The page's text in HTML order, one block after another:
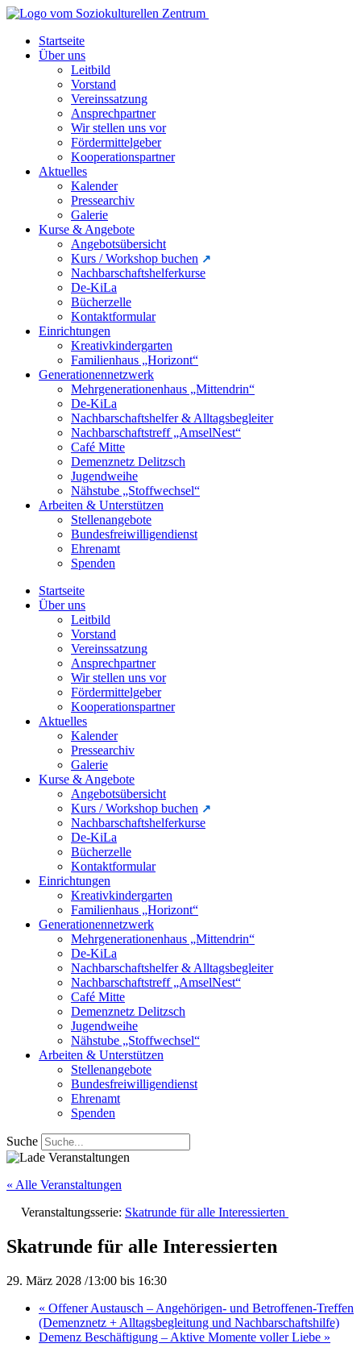
Startseite
Über uns
Leitbild
Vorstand
Vereinssatzung
Ansprechpartner
Wir stellen uns vor
Fördermittelgeber
Kooperationspartner
Aktuelles
Kalender
Pressearchiv
Galerie
Kurse & Angebote
Angebotsübersicht
Kurs / Workshop buchen
Nachbarschaftshelferkurse
De-KiLa
Bücherzelle
Kontaktformular
Einrichtungen
Kreativkindergarten
Familienhaus „Horizont“
Generationennetzwerk
Mehrgenerationenhaus „Mittendrin“
De-KiLa
Nachbarschaftshelfer & Alltagsbegleiter
Nachbarschaftstreff „AmselNest“
Café Mitte
Demenznetz Delitzsch
Jugendweihe
Nähstube „Stoffwechsel“
Arbeiten & Unterstützen
Stellenangebote
Bundesfreiwilligendienst
Ehrenamt
Spenden
Startseite
Über uns
Leitbild
Vorstand
Vereinssatzung
Ansprechpartner
Wir stellen uns vor
Fördermittelgeber
Kooperationspartner
Aktuelles
Kalender
Pressearchiv
Galerie
Kurse & Angebote
Angebotsübersicht
Kurs / Workshop buchen
Nachbarschaftshelferkurse
De-KiLa
Bücherzelle
Kontaktformular
Einrichtungen
Kreativkindergarten
Familienhaus „Horizont“
Generationennetzwerk
Mehrgenerationenhaus „Mittendrin“
De-KiLa
Nachbarschaftshelfer & Alltagsbegleiter
Nachbarschaftstreff „AmselNest“
Café Mitte
Demenznetz Delitzsch
Jugendweihe
Nähstube „Stoffwechsel“
Arbeiten & Unterstützen
Stellenangebote
Bundesfreiwilligendienst
Ehrenamt
Spenden
Suche
« Alle Veranstaltungen
Veranstaltungsserie: Skatrunde für alle Interessierten
Skatrunde für alle Interessierten
29. März 2028 /13:00 bis 16:30
« Offener Austausch – Angehörigen- und Betroffenen-Treffen
(Demenznetz + Alltagsbegleitung und Nachbarschaftshilfe)
Demenz Beschäftigung – Aktive Momente voller Liebe »